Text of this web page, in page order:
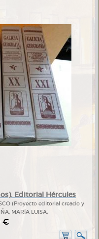
Editorial Hércules
(Proyecto editorial creado y
MARÍA LUISA;
€